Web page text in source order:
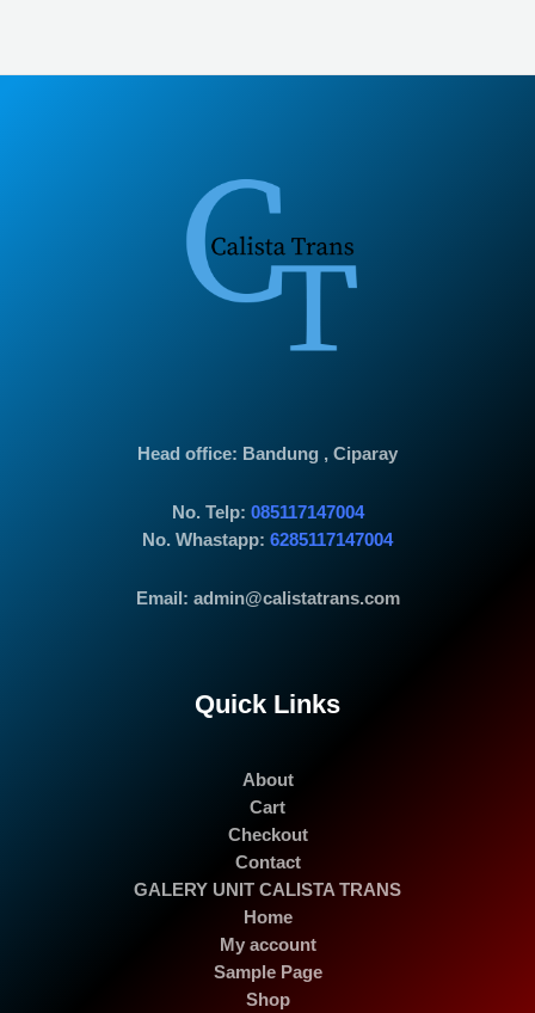
Head office: Bandung , Ciparay
No. Telp: 085117147004
No. Whastapp: 6285117147004
Email: admin@calistatrans.com
Quick Links
About
Cart
Checkout
Contact
GALERY UNIT CALISTA TRANS
Home
My account
Sample Page
Shop